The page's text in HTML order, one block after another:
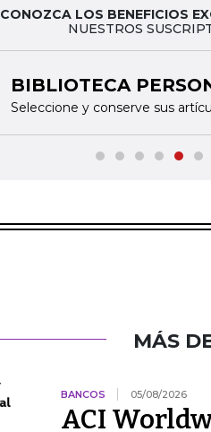
CONOZCA LOS BENEFICIOS
NUESTROS
BIBLIOTECA
Seleccione y conserve sus
MÁS
BANCOS 05/08/2026
ACI